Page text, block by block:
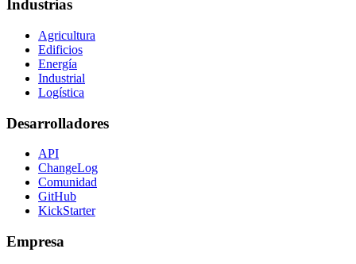
Industrias
Agricultura
Edificios
Energía
Industrial
Logística
Desarrolladores
API
ChangeLog
Comunidad
GitHub
KickStarter
Empresa